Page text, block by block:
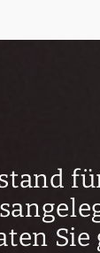
Sie